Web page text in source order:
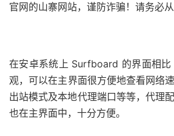
官网的山寨网站，谨防诈骗！请务必
在安卓系统上 Surfboard 的界面相
观，可以在主界面很方便地查看网络
出站模式及本地代理端口等等，代理
也在主界面中，十分方便。